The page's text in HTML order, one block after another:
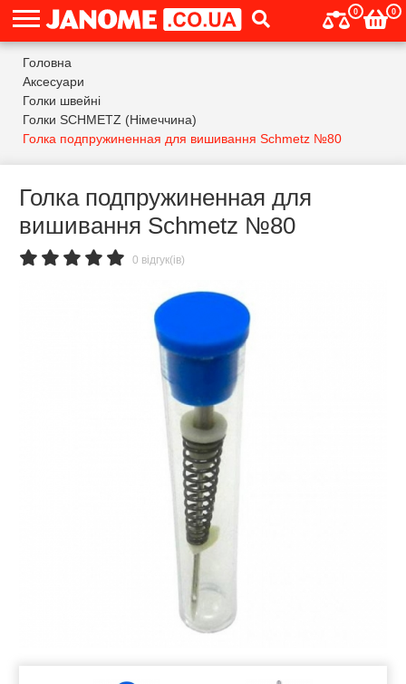
0 0
Головна
Аксесуари
Голки швейні
Голки SCHMETZ (Німеччина)
Голка подпружиненная для вишивання Schmetz №80
Голка подпружиненная для
вишивання Schmetz №80
0 відгук(ів)